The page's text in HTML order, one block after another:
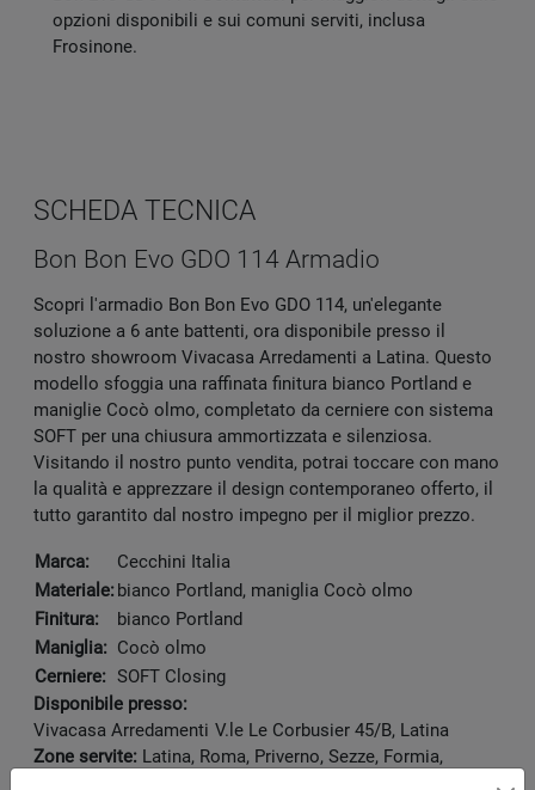
opzioni disponibili e sui comuni serviti, inclusa
Frosinone.
SCHEDA TECNICA
Bon Bon Evo GDO 114 Armadio
Scopri l'armadio Bon Bon Evo GDO 114, un'elegante
soluzione a 6 ante battenti, ora disponibile presso il
nostro showroom Vivacasa Arredamenti a Latina. Questo
modello sfoggia una raffinata finitura bianco Portland e
maniglie Cocò olmo, completato da cerniere con sistema
SOFT per una chiusura ammortizzata e silenziosa.
Visitando il nostro punto vendita, potrai toccare con mano
la qualità e apprezzare il design contemporaneo offerto, il
tutto garantito dal nostro impegno per il miglior prezzo.
Marca:
Cecchini Italia
Materiale:bianco Portland, maniglia Cocò olmo
Finitura:
bianco Portland
Maniglia: Cocò olmo
Cerniere: SOFT Closing
Disponibile presso:
Vivacasa Arredamenti V.le Le Corbusier 45/B, Latina
Zone servite: Latina, Roma, Priverno, Sezze, Formia,